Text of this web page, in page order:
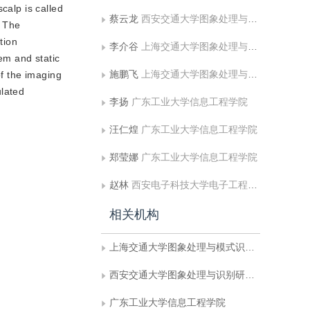
is called
and static
the imaging
蔡云龙 西安交通大学图象处理与识别研究所
李介谷 上海交通大学图象处理与模式识别研究所
施鹏飞 上海交通大学图象处理与模式识别研究所
李扬 广东工业大学信息工程学院
汪仁煌 广东工业大学信息工程学院
郑莹娜 广东工业大学信息工程学院
赵林 西安电子科技大学电子工程学院
相关机构
上海交通大学图象处理与模式识别研究所
西安交通大学图象处理与识别研究所
广东工业大学信息工程学院